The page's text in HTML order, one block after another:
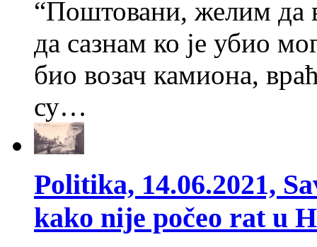
“Поштовани, желим да
да сазнам ко је убио
био возач камиона,
су…
Politika, 14.06.2021,
kako nije počeo rat u